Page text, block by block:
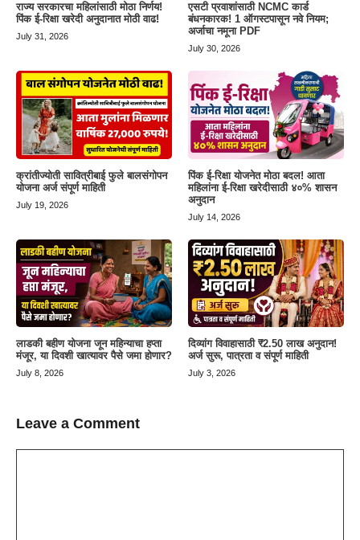
राज्य सरकारचा महिलांसाठी मोठा निर्णय!
पिंक ई-रिक्षा खरेदी अनुदानात मोठी वाढ!
July 31, 2026
एसटी प्रवाशांसाठी NCMC कार्ड
बंधनकारक! 1 ऑगस्टपासून नवे नियम;
अर्जाचा नमूना PDF
July 30, 2026
क्रांतीज्योती सावित्रीबाई फुले बालसंगोपन
योजना अर्ज संपूर्ण माहिती
July 19, 2026
पिंक ई-रिक्षा योजनेत मोठा बदल! आता
महिलांना ई-रिक्षा खरेदीसाठी ४०% शासन
अनुदान
July 14, 2026
लाडकी बहीण योजना जून महिन्याचा हप्ता
मंजूर, या दिवशी खात्यावर पैसे जमा होणार?
July 8, 2026
दिव्यांग विवाहासाठी ₹2.50 लाख अनुदान!
अर्ज सुरू, पात्रता व संपूर्ण माहिती
July 3, 2026
Leave a Comment